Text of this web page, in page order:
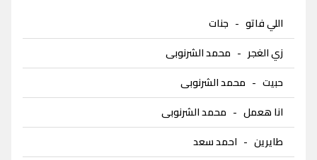
اللي فاتو - جنات
زي الغجر- محمد الشرنوبى
حبيت - محمد الشرنوبى
انا هعمل - محمد الشرنوبى
طايرين - احمد سعد